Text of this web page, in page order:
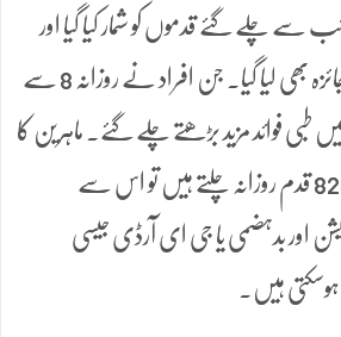
چلے گئے قدموں کو شمار کیا گیا اور
اس تناظر میں امراض کا جائزہ بھی لیا گیا۔ جن افراد نے روزانہ 8 سے
طبی فوائد مزید بڑھتے چلے گئے۔ ماہرین کا
خیال ہے کہ اگر آپ 8200 قدم روزانہ چلتے ہیں تو اس سے
اور بدہضمی یا جی ای آرڈی جیسی
ہیں۔